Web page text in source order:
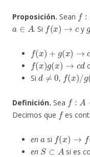
Proposición. Sean
:
a ∈A
. Si
f(x)→c
y
(x + →
f(x)g x )→cd
Si
d≠0
,
(x /g(
Definición. Sea
: →
Decimos que
f
es
en si
(x → )
en
S⊂ A
si es